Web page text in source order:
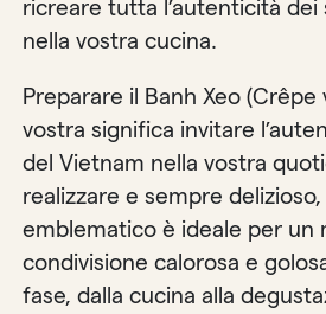
ricreare tutta l’autenticità dei
nella vostra cucina.
Preparare il Banh Xeo
vostra significa invitare
del Vietnam nella vostra
realizzare e sempre
emblematico è ideale per un
condivisione calorosa e
fase, dalla cucina alla